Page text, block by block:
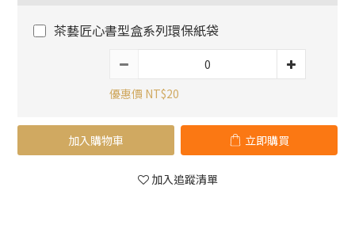
茶藝匠心書型盒系列環保紙袋
優惠價 NT$20
加入購物車 立即購買
加入追蹤清單